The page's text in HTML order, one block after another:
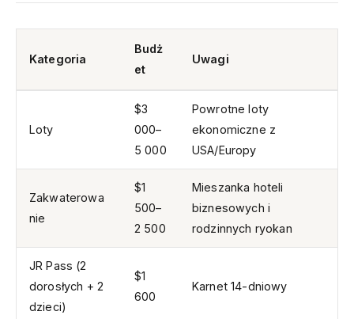
Kategoria
Budż
et
Uwagi
Loty
$3
000–
5 000
Powrotne loty
ekonomiczne z
USA/Europy
Zakwaterowa
nie
$1
500–
2 500
Mieszanka hoteli
biznesowych i
rodzinnych ryokan
JR Pass (2
dorosłych + 2
dzieci)
$1
600
Karnet 14-dniowy